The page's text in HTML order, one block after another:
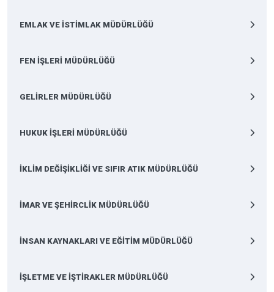
EMLAK VE İSTİMLAK MÜDÜRLÜĞÜ
FEN İŞLERİ MÜDÜRLÜĞÜ
GELİRLER MÜDÜRLÜĞÜ
HUKUK İŞLERİ MÜDÜRLÜĞÜ
İKLİM DEĞİŞİKLİĞİ VE SIFIR ATIK MÜDÜRLÜĞÜ
İMAR VE ŞEHİRCLİK MÜDÜRLÜĞÜ
İNSAN KAYNAKLARI VE EĞİTİM MÜDÜRLÜĞÜ
İŞLETME VE İŞTİRAKLER MÜDÜRLÜĞÜ